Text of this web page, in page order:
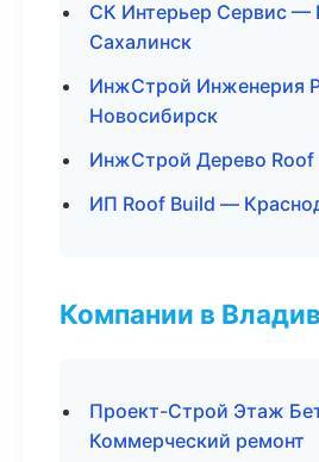
СК Интерьер Сервис
Сахалинск
ИнжСтрой Инженерия
Новосибирск
ИнжСтрой Дерево
ИП Roof Build —
Компании в
Проект-Строй Этаж
Коммерческий ремонт